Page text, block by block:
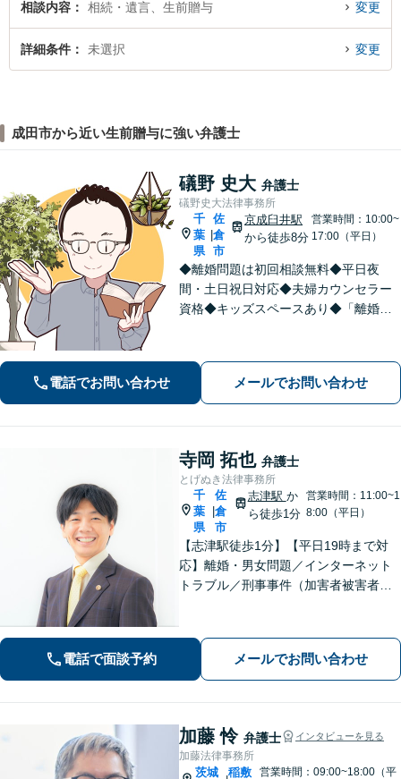
相談内容 相続・遺言、生前贈与 変更
詳細条件 未選択 変更
成田市から近い生前贈与に強い弁護士
礒野 史大 弁護士
礒野史大法律事務所
千
葉
県
|
佐
倉
市
京成臼井駅
から徒歩8分
営業時間：10:00~
17:00（平日）
◆離婚問題は初回相談無料◆平日夜
間・土日祝日対応◆夫婦カウンセラー
資格◆キッズスペースあり◆「離婚・
たい！」が私の信条。【京成臼井駅か
ら徒歩8分】【専用駐車場】
電話でお問い合わせ メールでお問い合わせ
寺岡 拓也 弁護士
とげぬき法律事務所
千
葉
県
佐
倉
市
志津駅 か
ら徒歩1分
営業時間：11:00~1
8:00（平日）
【志津駅徒歩1分】【平日19時まで対
応】離婚・男女問題／インターネット
トラブル／刑事事件（加害者被害者含
ご相談ください【zoom面談可】【全国
相談対応】
電話で面談予約 メールでお問い合わせ
加藤 怜 弁護士 インタビューを見る
加藤法律事務所
茨城
稲敷
営業時間：09:00~18:00（平